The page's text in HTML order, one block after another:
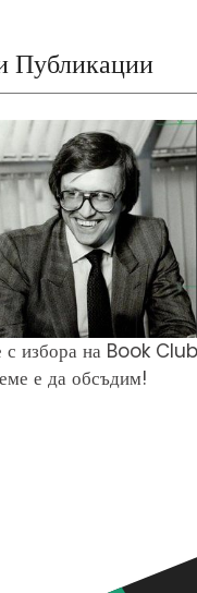
Публикации
с избора на Book
е да обсъдим!